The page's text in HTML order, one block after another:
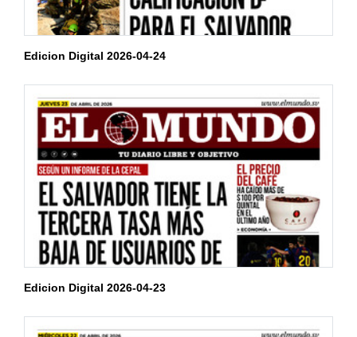
Edicion Digital 2026-04-24
Edicion Digital 2026-04-23